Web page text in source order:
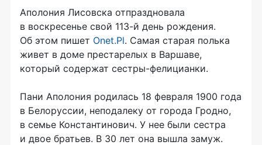
Аполония Лисовска отпраздновала
в воскресенье свой 113-й день рождения.
Об этом пишет Onet.Pl. Самая старая полька
живет в доме престарелых в Варшаве,
который содержат сестры-фелицианки.
Пани Аполония родилась 18 февраля 1900 года
в Белоруссии, неподалеку от города Гродно,
в семье Константинович. У нее были сестра
и двое братьев. В 30 лет она вышла замуж.